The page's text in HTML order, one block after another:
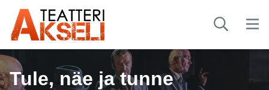
Tule, näe ja tunne